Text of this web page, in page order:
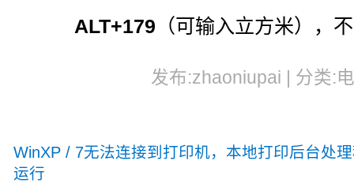
ALT+179 （可输入立方米），
发布:zhaoniupai | 分类:
WinXP / 7无法连接到打印机，本地打印后台处
运行